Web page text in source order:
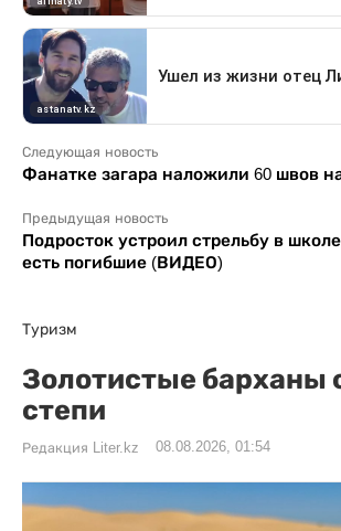
Следующая новость
Фанатке загара наложили 60 швов
Предыдущая новость
Подросток устроил стрельбу в
есть погибшие (ВИДЕО)
Туризм
Золотистые барханы
степи
Редакция Liter.kz 08.08.2026, 01:54